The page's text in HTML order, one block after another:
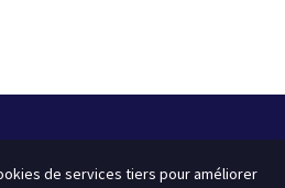
de services tiers pour améliorer